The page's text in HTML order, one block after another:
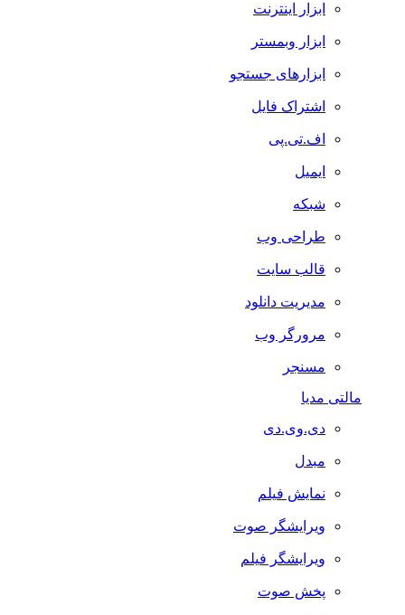
ابزار اینترنت
ابزار وبمستر
ابزارهای جستجو
اشتراک فایل
اف.تی.پی
ایمیل
شبکه
طراحی وب
قالب سایت
مدیریت دانلود
مرورگر وب
مسنجر
مالتی مدیا
دی.وی.دی
مبدل
نمایش فیلم
ویرایشگر صوت
ویرایشگر فیلم
پخش صوت